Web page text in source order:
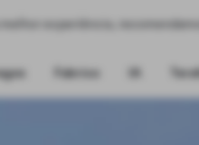
melhor experiência,
Fabrico